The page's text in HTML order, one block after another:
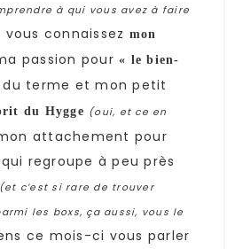
à qui vous avez à faire
vous connaissez mon
passion pour « le bien-
du terme et mon petit
du Hygge (oui, et ce en
attachement pour
regroupe à peu près
(et c’est si rare de trouver
les boxs, ça aussi, vous le
ce mois-ci vous parler